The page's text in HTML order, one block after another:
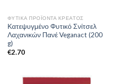
ΦΥΤΙΚΆ ΠΡΟΪΌΝΤΑ ΚΡΈΑΤΟΣ
Κατεψυγμένο Φυτικό Σνίτσελ
Λαχανικών Πανέ Veganact (200
g)
€2.70